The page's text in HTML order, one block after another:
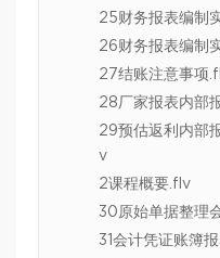
25财务报表编制
26财务报表编制
27结账注意事项
28厂家报表内部
29预估返利内部
v
2课程概要.flv
30原始单据整理
31会计凭证账簿